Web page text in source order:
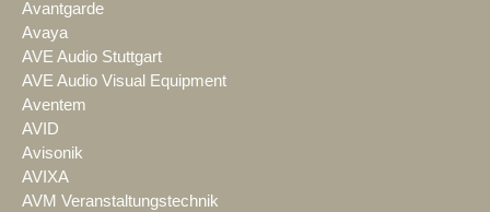
Avantgarde
Avaya
AVE Audio Stuttgart
AVE Audio Visual Equipment
Aventem
AVID
Avisonik
AVIXA
AVM Veranstaltungstechnik